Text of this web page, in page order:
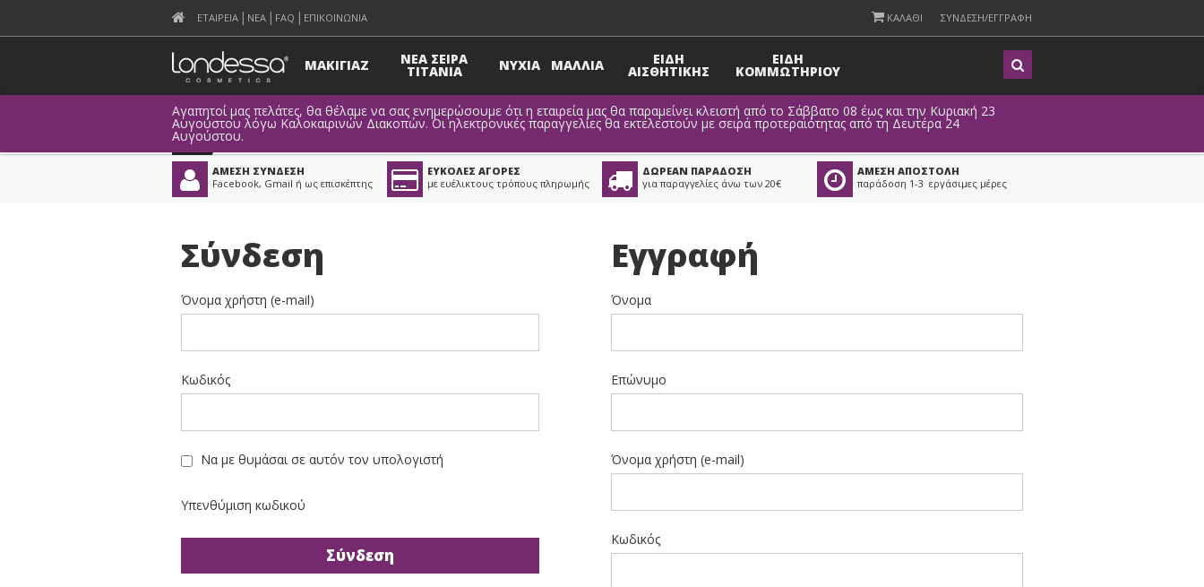
ΕΤΑΙΡΕΙΑ ΝΕΑ FAQ ΕΠΙΚΟΙΝΩΝΙΑ ΚΑΛΑΘΙ ΣΥΝΔΕΣΗ/ΕΓΓΡΑΦΗ
ΜΑΚΙΓΙΑΖ ΝΕΑ ΣΕΙΡΑ
TITANIA ΝΥΧΙΑ ΜΑΛΛΙΑ ΕΙΔΗ
ΑΙΣΘΗΤΙΚΗΣ
ΕΙΔΗ
ΚΟΜΜΩΤΗΡΙΟΥ
Αγαπητοί μας πελάτες, θα θέλαμε να σας ενημερώσουμε ότι η εταιρεία μας θα παραμείνει κλειστή από το Σάββατο 08 έως και την Κυριακή 23
Αυγούστου λόγω Καλοκαιρινών Διακοπών. Οι ηλεκτρονικές παραγγελίες θα εκτελεστούν με σειρά προτεραιότητας από τη Δευτέρα 24
Αυγούστου.
ΑΜΕΣΗ ΣΥΝΔΕΣΗ
Facebook, Gmail ή ως επισκέπτης
ΕΥΚΟΛΕΣ ΑΓΟΡΕΣ
με ευέλικτους τρόπους πληρωμής
ΔΩΡΕΑΝ ΠΑΡΑΔΟΣΗ
για παραγγελίες άνω των 20€
ΑΜΕΣΗ ΑΠΟΣΤΟΛΗ
παράδοση 1-3 εργάσιμες μέρες
Σύνδεση
Όνομα χρήστη (e-mail)
Κωδικός
Να με θυμάσαι σε αυτόν τον υπολογιστή
Υπενθύμιση κωδικού
Εγγραφή
Όνομα
Επώνυμο
Όνομα χρήστη (e-mail)
Κωδικός